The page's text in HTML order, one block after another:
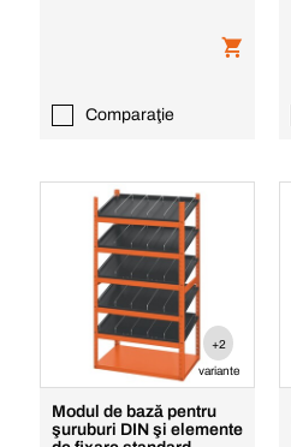
Comparaţie
+2
variante
Modul de bază pentru
şuruburi DIN şi elemente